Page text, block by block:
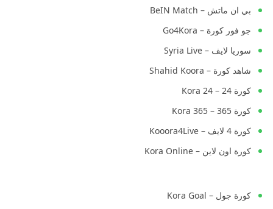
بي ان ماتش – BeIN Match
جو فور كورة – Go4Kora
سوريا لايف – Syria Live
شاهد كورة – Shahid Koora
كورة 24 – Kora 24
كورة 365 – Kora 365
كورة 4 لايف – Kooora4Live
كورة اون لاين – Kora Online
كورة جول – Kora Goal